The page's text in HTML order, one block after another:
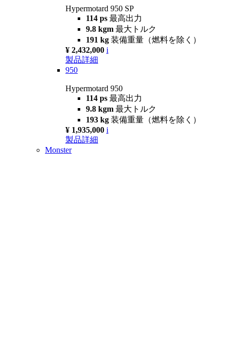
Hypermotard 950 SP
114 ps 最高出力
9.8 kgm 最大トルク
191 kg 装備重量（燃料を除く）
¥ 2,432,000 i
製品詳細
950
Hypermotard 950
114 ps 最高出力
9.8 kgm 最大トルク
193 kg 装備重量（燃料を除く）
¥ 1,935,000 i
製品詳細
Monster